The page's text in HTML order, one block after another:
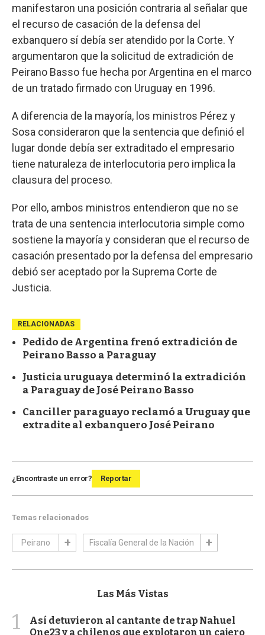
manifestaron una posición contraria al señalar que
el recurso de casación de la defensa del
exbanquero sí debía ser atendido por la Corte. Y
argumentaron que la solicitud de extradición de
Peirano Basso fue hecha por Argentina en el marco
de un tratado firmado con Uruguay en 1996.
A diferencia de la mayoría, los ministros Pérez y
Sosa consideraron que la sentencia que definió el
lugar donde debía ser extraditado el empresario
tiene naturaleza de interlocutoria pero implica la
clausura del proceso.
Por ello, ambos ministros entendieron que no se
trata de una sentencia interlocutoria simple como
sostiene la mayoría y consideran que el recurso de
casación presentado por la defensa del empresario
debió ser aceptado por la Suprema Corte de
Justicia.
RELACIONADAS
Pedido de Argentina frenó extradición de
Peirano Basso a Paraguay
Justicia uruguaya determinó la extradición
a Paraguay de José Peirano Basso
Canciller paraguayo reclamó a Uruguay que
extradite al exbanquero José Peirano
¿Encontraste un error? Reportar
Temas relacionados
Peirano Fiscalía General de la Nación
Las Más Vistas
1
Así detuvieron al cantante de trap Nahuel
One23 y a chilenos que explotaron un cajero